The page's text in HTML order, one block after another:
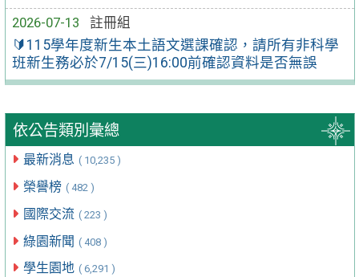
2026-07-13
註冊組
🔰115學年度新生本土語文選課確認，請所有非科學
班新生務必於7/15(三)16:00前確認資料是否無誤
依公告類別彙總
最新消息 ( 10,235 )
榮譽榜 ( 482 )
國際交流 ( 223 )
綠園新聞 ( 408 )
學生園地 ( 6,291 )